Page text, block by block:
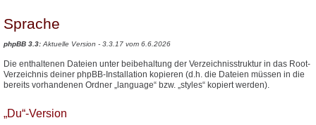
Sprache
phpBB 3.3:Aktuelle Version - 3.3.17 vom 6.6.2026
Die enthaltenen Dateien unter beibehaltung der Verzeichnisstruktur in das Root-
Verzeichnis deiner phpBB-Installation kopieren (d.h. die Dateien müssen in die
bereits vorhandenen Ordner „language“ bzw. „styles“ kopiert werden).
„Du“-Version